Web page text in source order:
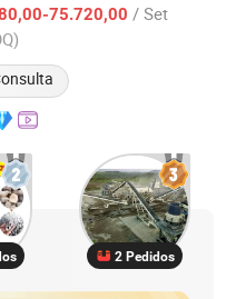
Mármol Piedra
75.720,00 / Set
2 Pedidos